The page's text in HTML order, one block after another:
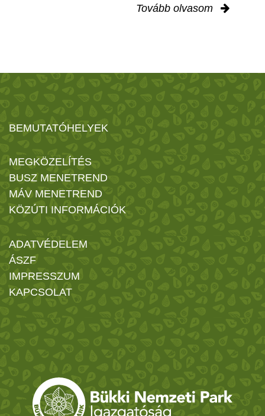
Tovább olvasom
BEMUTATÓHELYEK
MEGKÖZELÍTÉS
BUSZ MENETREND
MÁV MENETREND
KÖZÚTI INFORMÁCIÓK
ADATVÉDELEM
ÁSZF
IMPRESSZUM
KAPCSOLAT